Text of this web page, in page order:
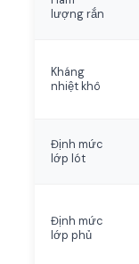
lượng rắn
Kháng
nhiệt khô
Định mức
lớp lót
Định mức
lớp phủ